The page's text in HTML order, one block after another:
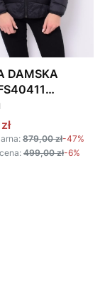
DAMSKA
879,00 zł-47%
499,00 zł-6%